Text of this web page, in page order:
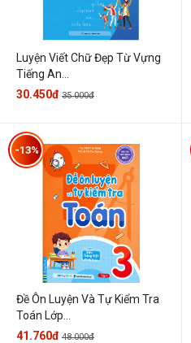
Luyện Viết Chữ Đẹp Từ Vựng
Tiếng An...
30.450đ 35.000đ
Đề Ôn Luyện Và Tự Kiểm Tra
Toán Lớp...
-13%
41.760đ 48.000đ